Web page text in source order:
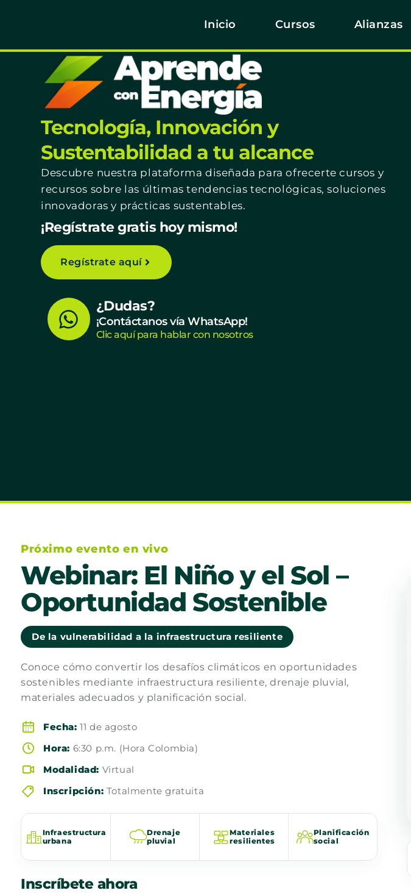
Inicio Cursos Alianzas
Tecnología, Innovación y
Sustentabilidad a tu alcance
Descubre nuestra plataforma diseñada para ofrecerte cursos y
recursos sobre las últimas tendencias tecnológicas, soluciones
innovadoras y prácticas sustentables.
¡Regístrate gratis hoy mismo!
Regístrate aquí
W
h
¿Dudas?
¡Contáctanos vía WhatsApp!
Clic aquí para hablar con nosotros
Próximo evento en vivo
Webinar: El Niño y el Sol –
Oportunidad Sostenible
De la vulnerabilidad a la infraestructura resiliente
Conoce cómo convertir los desafíos climáticos en oportunidades
sostenibles mediante infraestructura resiliente, drenaje pluvial,
materiales adecuados y planificación social.
Fecha: 11 de agosto
Hora: 6:30 p.m. (Hora Colombia)
Modalidad: Virtual
Inscripción: Totalmente gratuita
Infraestructura
urbana
Drenaje
pluvial
Materiales
resilientes
Planificación
social
Inscríbete ahora